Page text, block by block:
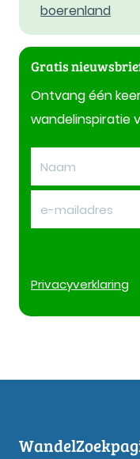
boerenland
Gratis
Ontvang één
wandelinspiratie
Privacyverklaring